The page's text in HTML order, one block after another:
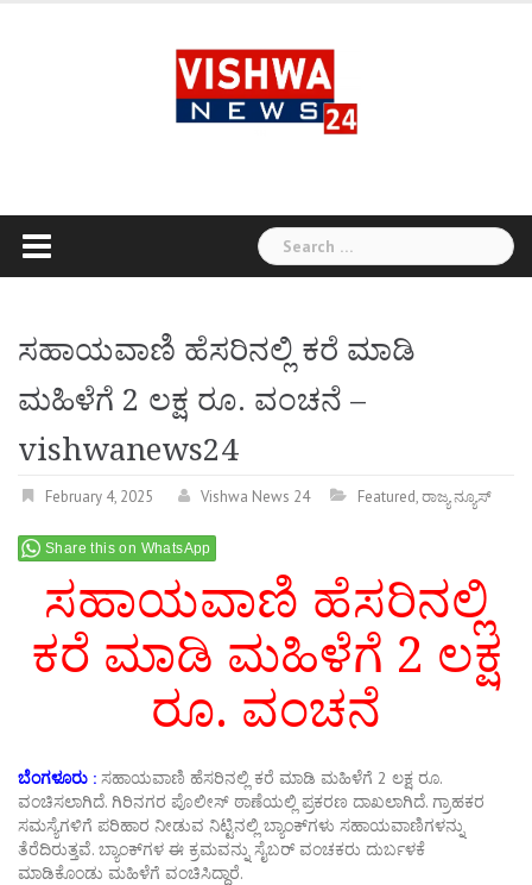
Search
for:
ಸಹಾಯವಾಣಿ ಹೆಸರಿನಲ್ಲಿ ಕರೆ ಮಾಡಿ
ಮಹಿಳೆಗೆ 2 ಲಕ್ಷ ರೂ. ವಂಚನೆ –
vishwanews24
February 4, 2025 Vishwa News 24 Featured,ರಾಜ್ಯ ನ್ಯೂಸ್
Share this on WhatsApp
ಸಹಾಯವಾಣಿ ಹೆಸರಿನಲ್ಲಿ
ಕರೆ ಮಾಡಿ ಮಹಿಳೆಗೆ 2 ಲಕ್ಷ
ರೂ. ವಂಚನೆ
ಬೆಂಗಳೂರು : ಸಹಾಯವಾಣಿ ಹೆಸರಿನಲ್ಲಿ ಕರೆ ಮಾಡಿ ಮಹಿಳೆಗೆ 2 ಲಕ್ಷ ರೂ.
ವಂಚಿಸಲಾಗಿದೆ. ಗಿರಿನಗರ ಪೊಲೀಸ್ ಠಾಣೆಯಲ್ಲಿ ಪ್ರಕರಣ ದಾಖಲಾಗಿದೆ. ಗ್ರಾಹಕರ
ಸಮಸ್ಯೆಗಳಿಗೆ ಪರಿಹಾರ ನೀಡುವ ನಿಟ್ಟಿನಲ್ಲಿ ಬ್ಯಾಂಕ್​ಗಳು ಸಹಾಯವಾಣಿಗಳನ್ನು
ತೆರೆದಿರುತ್ತವೆ. ಬ್ಯಾಂಕ್‌ಗಳ ಈ ಕ್ರಮವನ್ನು ಸೈಬರ್​ ವಂಚಕರು ದುರ್ಬಳಕೆ
ಮಾಡಿಕೊಂಡು ಮಹಿಳೆಗೆ ವಂಚಿಸಿದ್ದಾರೆ.